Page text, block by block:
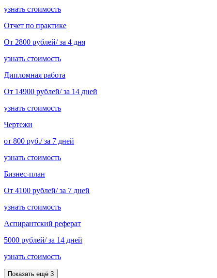
узнать стоимость
Отчет по практике
От 2800 рублей/ за 4 дня
узнать стоимость
Дипломная работа
От 14900 рублей/ за 14 дней
узнать стоимость
Чертежи
от 800 руб./ за 7 дней
узнать стоимость
Бизнес-план
От 4100 рублей/ за 7 дней
узнать стоимость
Аспирантский реферат
5000 рублей/ за 14 дней
узнать стоимость
Показать ещё 3